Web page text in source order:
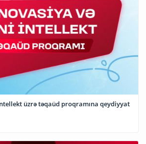
üzrə təqaüd proqramına qeydiyyat